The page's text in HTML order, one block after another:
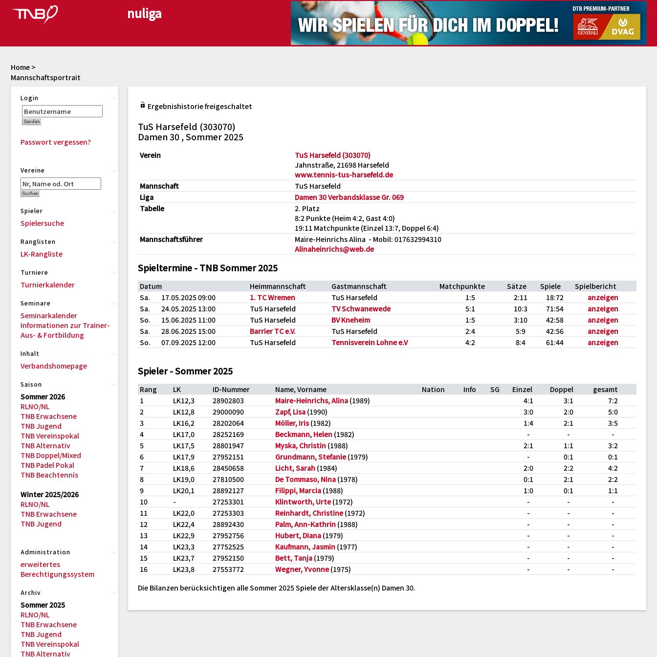
Mannschaftsportrait
Home >
Login
Passwort vergessen?
Vereine
Spieler
Spielersuche
Ranglisten
LK-Rangliste
Turniere
Turnierkalender
Seminare
Seminarkalender
Informationen zur Trainer-
Aus- & Fortbildung
Inhalt
Verbandshomepage
Saison
Sommer 2026
RLNO/NL
TNB Erwachsene
TNB Jugend
TNB Vereinspokal
TNB Alternativ
TNB Doppel/Mixed
TNB Padel Pokal
TNB Beachtennis
Winter 2025/2026
RLNO/NL
TNB Erwachsene
TNB Jugend
Administration
erweitertes
Berechtigungssystem
Archiv
Sommer 2025
RLNO/NL
TNB Erwachsene
TNB Jugend
TNB Vereinspokal
TNB Alternativ
Ergebnishistorie freigeschaltet
TuS Harsefeld (303070)
Damen 30 , Sommer 2025
Verein
TuS Harsefeld (303070)
Jahnstraße, 21698 Harsefeld
www.tennis-tus-harsefeld.de
Mannschaft
TuS Harsefeld
Liga
Damen 30 Verbandsklasse Gr. 069
Tabelle
2. Platz
8:2 Punkte (Heim 4:2, Gast 4:0)
19:11 Matchpunkte (Einzel 13:7, Doppel 6:4)
Mannschaftsführer
Maire-Heinrichs Alina - Mobil: 017632994310
Alinaheinrichs@web.de
Spieltermine - TNB Sommer 2025
Datum Heimmannschaft Gastmannschaft Matchpunkte Sätze Spiele
Spielbericht
Sa.
17.05.2025 09:00 1. TC Wremen TuS Harsefeld 1:5 2:11 18:72
anzeigen
Sa.
24.05.2025 13:00 TuS Harsefeld TV Schwanewede 5:1 10:3 71:54
anzeigen
So.
15.06.2025 11:00 TuS Harsefeld BV Kneheim 1:5 3:10 42:58
anzeigen
Sa.
28.06.2025 15:00 Barrier TC e.V. TuS Harsefeld 2:4 5:9 42:56
anzeigen
So.
07.09.2025 12:00 TuS Harsefeld Tennisverein Lohne e.V 4:2 8:4 61:44 anzeigen
Spieler - Sommer 2025
Rang LK ID-Nummer Name, Vorname Nation Info SG Einzel Doppel
gesamt
1
LK12,3 28902803 Maire-Heinrichs, Alina (1989) 4:1 3:1
7:2
2
LK12,8 29000090 Zapf, Lisa (1990) 3:0 2:0
5:0
3
LK16,2 28202064 Möller, Iris(1982) 1:4 2:1
3:5
4
LK17,0 28252169 Beckmann, Helen (1982) - -
-
5
LK17,5 28801947 Myska, Christin (1988) 2:1 1:1
3:2
6
LK17,9 27952151 Grundmann, Stefanie(1979) - 0:1
0:1
7
LK18,6 28450658 Licht, Sarah (1984) 2:0 2:2
4:2
8
LK19,0 27810500 De Tommaso, Nina (1978) 0:1 2:1
2:2
9
LK20,1 28892127 Filippi, Marcia (1988) 1:0 0:1
1:1
10
- 27253301 Klintworth, Urte(1972) - -
-
11
LK22,0 27253303 Reinhardt, Christine(1972) - -
-
12
LK22,4 28892430 Palm, Ann-Kathrin (1988) - -
-
13
LK22,9 27952756 Hubert, Diana (1979) - -
-
14
LK23,3 27752525 Kaufmann, Jasmin (1977) - -
-
15
LK23,7 27952150 Bett, Tanja (1979) - -
-
16
LK23,8 27553772 Wegner, Yvonne(1975) - -
-
Die Bilanzen berücksichtigen alle Sommer 2025 Spiele der Altersklasse(n) Damen 30.